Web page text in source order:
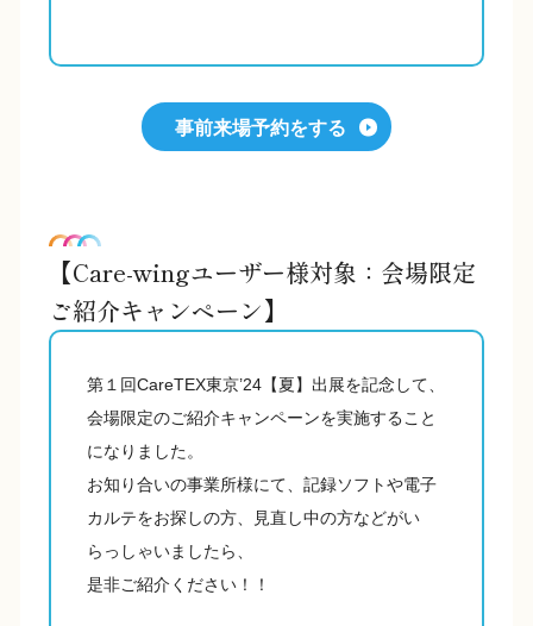
事前来場予約をする
【Care-wingユーザー様対象：会場限定
ご紹介キャンペーン】
第１回CareTEX東京’24【夏】出展を記念して、
会場限定のご紹介キャンペーンを実施すること
になりました。
お知り合いの事業所様にて、記録ソフトや電子
カルテをお探しの方、見直し中の方などがい
らっしゃいましたら、
是非ご紹介ください！！